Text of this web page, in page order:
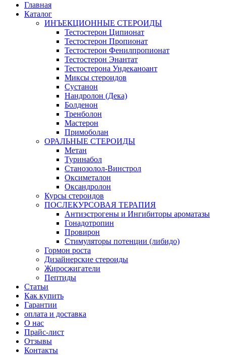
Главная
Каталог
ИНЪЕКЦИОННЫЕ СТЕРОИДЫ
Тестостерон Ципионат
Тестостерон Пропионат
Тестостерон Фенилпропионат
Тестостерон Энантат
Тестостерона Ундеканоант
Миксы стероидов
Сустанон
Нандролон (Дека)
Болденон
Тренболон
Мастерон
Примоболан
ОРАЛЬНЫЕ СТЕРОИДЫ
Метан
Туринабол
Станозолол-Винстрол
Оксиметалон
Оксандролон
Курсы стероидов
ПОСЛЕКУРСОВАЯ ТЕРАПИЯ
Антиэстрогены и Ингибиторы ароматазы
Гонадотропин
Провирон
Стимуляторы потенции (либидо)
Гормон роста
Дизайнерские стероиды
Жиросжигатели
Пептиды
Статьи
Как купить
Гарантии
оплата и доставка
О нас
Прайс-лист
Отзывы
Контакты